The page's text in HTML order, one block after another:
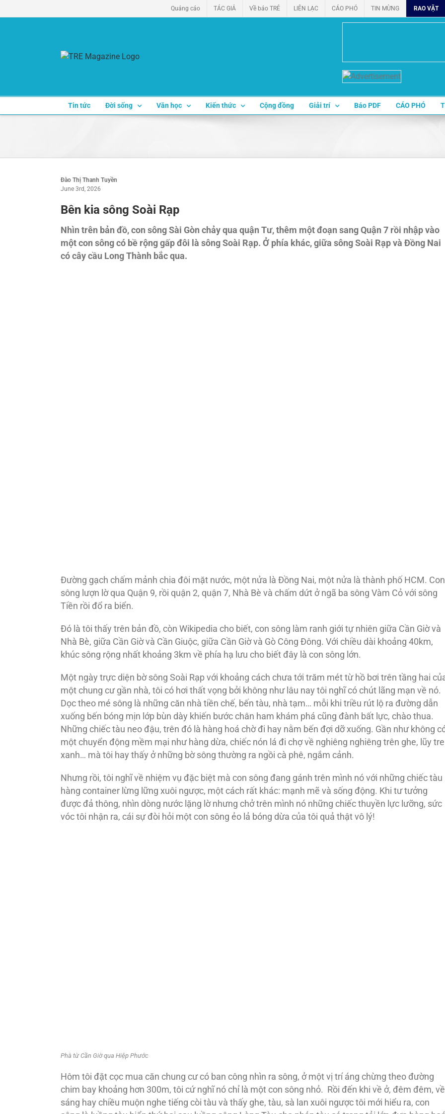
to
Quảng cáo TÁC GIẢ Về báo TRẺ LIÊN LẠC CÁO PHÓ TIN MỪNG RAO VẶT
Tin tức Đời sống Văn học Kiến thức Cộng đồng Giải trí Báo PDF CÁO PHÓ
Đào Thị Thanh Tuyền
June 3rd, 2026
Bên kia sông Soài Rạp
Nhìn trên bản đồ, con sông Sài Gòn chảy qua quận Tư, thêm một đoạn sang Quận 7 rồi nhập vào
một con sông có bề rộng gấp đôi là sông Soài Rạp. Ở phía khác, giữa sông Soài Rạp và Đồng Nai
có cây cầu Long Thành bắc qua.
Ðường gạch chấm mảnh chia đôi mặt nước, một nửa là Đồng Nai, một nửa là thành phố HCM. Con
sông lượn lờ qua Quận 9, rồi quận 2, quận 7, Nhà Bè và chấm dứt ở ngã ba sông Vàm Cỏ với sông
Tiền rồi đổ ra biển.
Đó là tôi thấy trên bản đồ, còn Wikipedia cho biết, con sông làm ranh giới tự nhiên giữa Cần Giờ và
Nhà Bè, giữa Cần Giờ và Cần Giuộc, giữa Cần Giờ và Gò Công Đông. Với chiều dài khoảng 40km,
khúc sông rộng nhất khoảng 3km về phía hạ lưu cho biết đây là con sông lớn.
Một ngày trực diện bờ sông Soài Rạp với khoảng cách chưa tới trăm mét từ hồ bơi trên tầng hai
một chung cư gần nhà, tôi có hơi thất vọng bởi không như lâu nay tôi nghĩ có chút lãng mạn về nó.
Dọc theo mé sông là những căn nhà tiền chế, bến tàu, nhà tạm… mỗi khi triều rút lộ ra đường dẫn
xuống bến bóng mịn lớp bùn dày khiến bước chân ham khám phá cũng đành bất lực, chào thua.
Những chiếc tàu neo đậu, trên đó là hàng hoá chờ đi hay nằm bến đợi dỡ xuống. Gần như không
một chuyển động mềm mại như hàng dừa, chiếc nón lá đi chợ về nghiêng nghiêng trên ghe, lũy tre
xanh… mà tôi hay thấy ở những bờ sông thường ra ngồi cà phê, ngắm cảnh.
Nhưng rồi, tôi nghĩ về nhiệm vụ đặc biệt mà con sông đang gánh trên mình nó với những chiếc tàu
hàng container lừng lững xuôi ngược, một cách rất khác: mạnh mẽ và sống động. Khi tư tưởng
được đả thông, nhìn dòng nước lặng lờ nhưng chở trên mình nó những chiếc thuyền lực lưỡng, sức
vóc tôi nhận ra, cái sự đòi hỏi một con sông ẻo lả bóng dừa của tôi quả thật vô lý!
Phà từ Cần Giờ qua Hiệp Phước
Hôm tôi đặt cọc mua căn chung cư có ban công nhìn ra sông, ở một vị trí áng chừng theo đường
chim bay khoảng hơn 300m, tôi cứ nghĩ nó chỉ là một con sông nhỏ. Rồi đến khi về ở, đêm đêm, về
sáng hay chiều muộn nghe tiếng còi tàu và thấy ghe, tàu, sà lan xuôi ngược tôi mới hiểu ra, con